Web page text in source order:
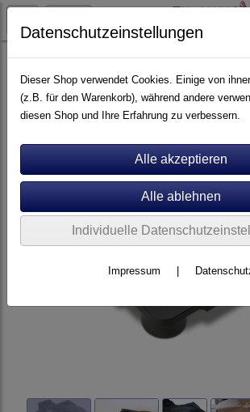
Plattenspieler Zavfino
Datenschutzeinstellungen
Dieser Shop verwendet Cookies. Einige von
(z.B. für den Warenkorb), während andere
diesen Shop und Ihre Erfahrung zu verbessern.
Individuelle
Impressum